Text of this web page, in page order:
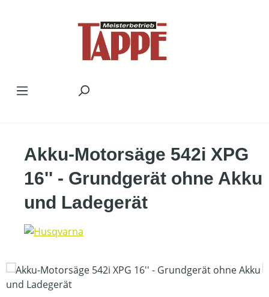
Akku-Motorsäge 542i XPG
16'' - Grundgerät ohne Akku
und Ladegerät
Bildergalerie überspringen